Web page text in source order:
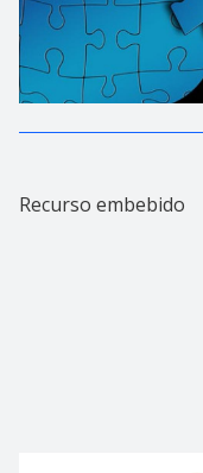
Recurso embebido